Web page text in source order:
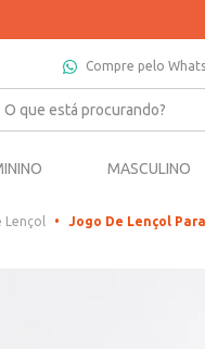
Compre pelo
está procurando?
MASCULINO
Jogo De Lençol